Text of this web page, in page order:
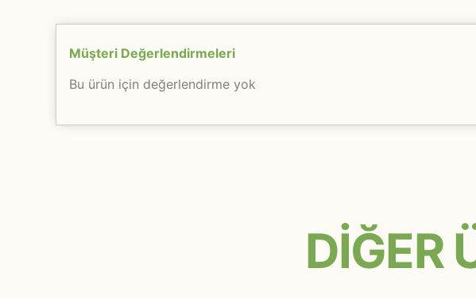
Müşteri Değerlendirmeleri
Bu ürün için değerlendirme yok
DİĞER